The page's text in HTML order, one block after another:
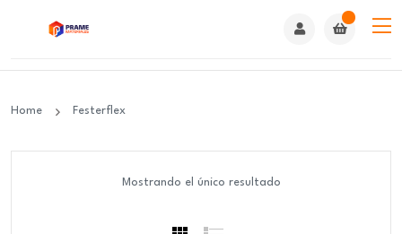
Home Festerflex
Mostrando el único resultado